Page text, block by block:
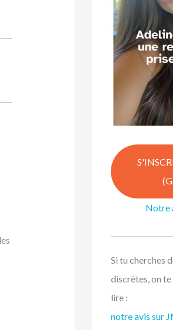
Notre
Si tu cherches
discrètes, on
lire :
notre avis sur